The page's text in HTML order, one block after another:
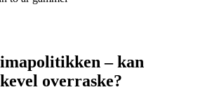
– kan
overraske?